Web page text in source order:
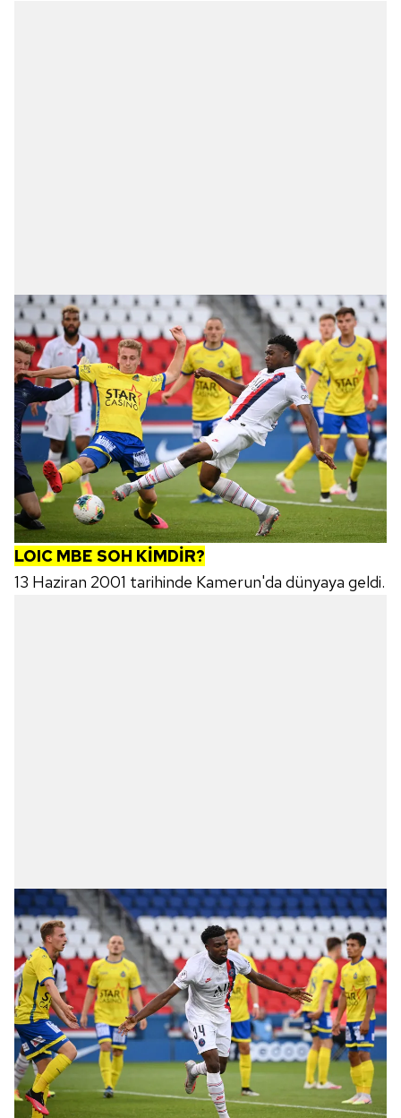
LOIC MBE SOH KİMDİR?
13 Haziran 2001 tarihinde Kamerun'da dünyaya geldi.